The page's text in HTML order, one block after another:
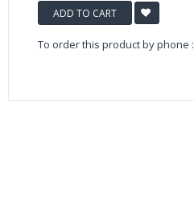
ADD TO CART
To order this product by phone :